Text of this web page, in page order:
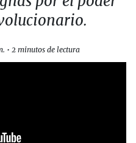
• 2 minutos de lectura